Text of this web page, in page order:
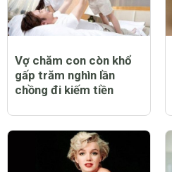
Vợ chăm con còn khổ
gấp trăm nghìn lần